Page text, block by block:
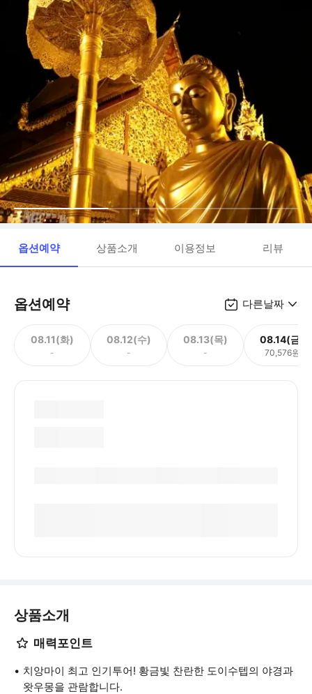
옵션예약 상품소개 이용정보 리뷰
옵션예약 다른날짜
08.11(화)
-
08.12(수)
-
08.13(목)
-
08.14(금)
70,576원
상품소개
매력포인트
치앙마이 최고 인기투어! 황금빛 찬란한 도이수텝의 야경과
왓우몽을 관람합니다.